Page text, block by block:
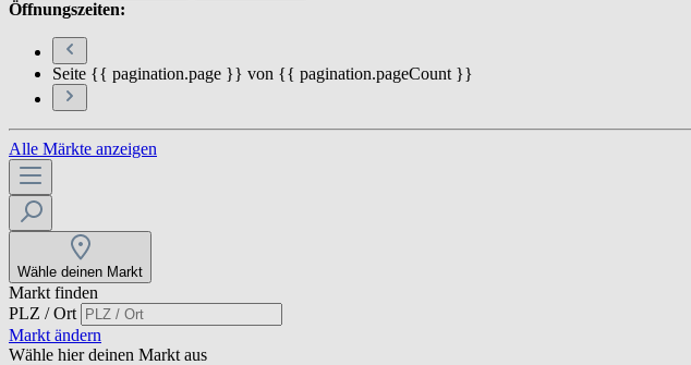
Öffnungszeiten:
Seite {{ pagination.page }} von {{ pagination.pageCount }}
Alle Märkte anzeigen
Wähle deinen Markt
Markt finden
PLZ / Ort
Markt ändern
Wähle hier deinen Markt aus